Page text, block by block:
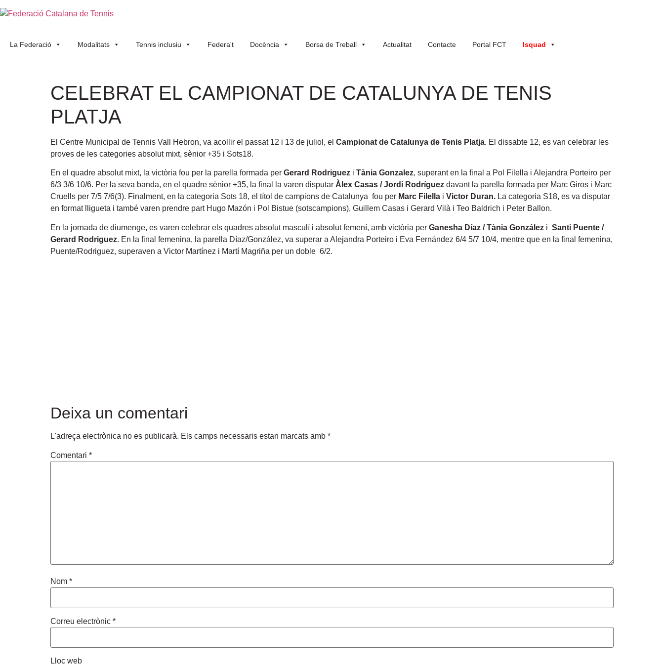
La Federació Modalitats Tennis inclusiu Federa't Docència Borsa de Treball Actualitat Contacte Portal FCT Isquad
CELEBRAT EL CAMPIONAT DE CATALUNYA DE TENIS
PLATJA
El Centre Municipal de Tennis Vall Hebron, va acollir el passat 12 i 13 de juliol, el Campionat de Catalunya de Tenis Platja. El dissabte 12, es van celebrar les
proves de les categories absolut mixt, sènior +35 i Sots18.
En el quadre absolut mixt, la victòria fou per la parella formada per Gerard Rodriguez i Tània Gonzalez, superant en la final a Pol Filella i Alejandra Porteiro per
6/3 3/6 10/6. Per la seva banda, en el quadre sènior +35, la final la varen disputar Àlex Casas / Jordi Rodríguez davant la parella formada per Marc Giros i Marc
Cruells per 7/5 7/6(3). Finalment, en la categoria Sots 18, el títol de campions de Catalunya fou per Marc Filella i Victor Duran. La categoria S18, es va disputar
en format lligueta i també varen prendre part Hugo Mazón i Pol Bistue (sotscampions), Guillem Casas i Gerard Vilà i Teo Baldrich i Peter Ballon.
En la jornada de diumenge, es varen celebrar els quadres absolut masculí i absolut femení, amb victòria per Ganesha Díaz / Tània González i Santi Puente /
Gerard Rodriguez. En la final femenina, la parella Díaz/González, va superar a Alejandra Porteiro i Eva Fernández 6/4 5/7 10/4, mentre que en la final femenina,
Puente/Rodriguez, superaven a Victor Martínez i Martí Magriña per un doble 6/2.
Deixa un comentari
L'adreça electrònica no es publicarà. Els camps necessaris estan marcats amb *
Comentari *
Nom *
Correu electrònic *
Lloc web